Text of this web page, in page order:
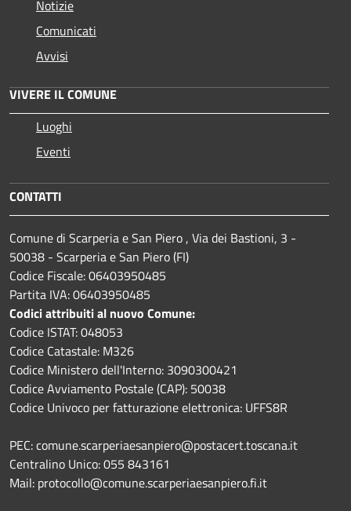
Notizie
Comunicati
Avvisi
VIVERE IL COMUNE
Luoghi
Eventi
CONTATTI
Comune di Scarperia e San Piero , Via dei Bastioni, 3 -
50038 - Scarperia e San Piero (FI)
Codice Fiscale: 06403950485
Partita IVA: 06403950485
Codici attribuiti al nuovo Comune:
Codice ISTAT: 048053
Codice Catastale: M326
Codice Ministero dell'Interno: 3090300421
Codice Avviamento Postale (CAP): 50038
Codice Univoco per fatturazione elettronica: UFFS8R
PEC: comune.scarperiaesanpiero@postacert.toscana.it
Centralino Unico: 055 843161
Mail: protocollo@comune.scarperiaesanpiero.fi.it